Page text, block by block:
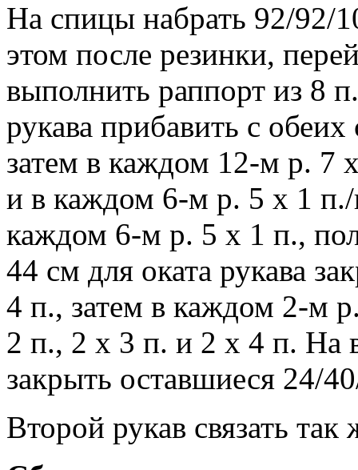
На спицы набрать 92/92/
этом после резинки,
выполнить раппорт из 8
рукава прибавить с
затем в каждом 12-м р. 7
и в каждом 6-м р. 5 х 1
каждом 6-м р. 5 х 1 п.,
44 см для оката рукава
4 п., затем в каждом 2-м
2 п., 2 х 3 п. и 2 х 4 п. На
закрыть оставшиеся 24/
Второй рукав связать так